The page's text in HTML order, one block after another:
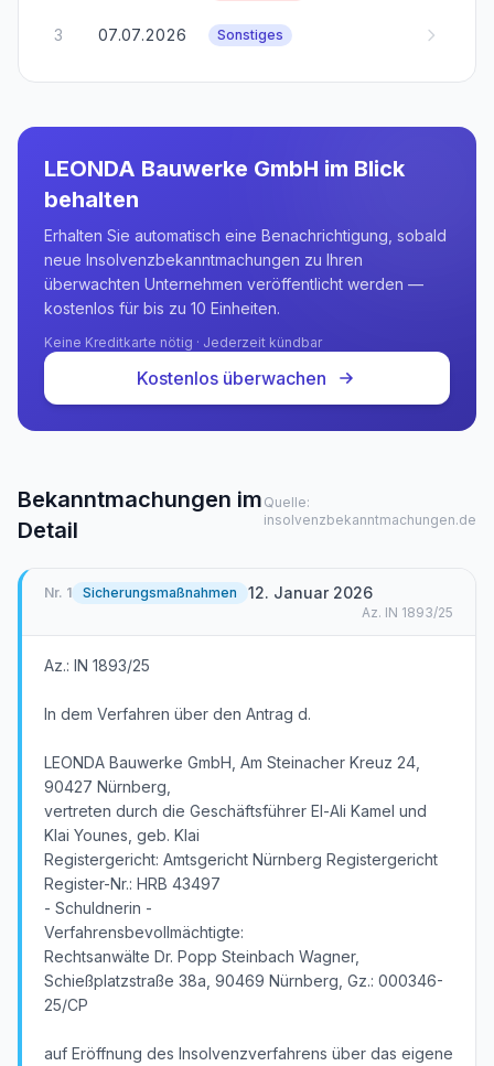
3 07.07.2026 Sonstiges
LEONDA Bauwerke GmbH im Blick
behalten
Erhalten Sie automatisch eine Benachrichtigung, sobald
neue Insolvenzbekanntmachungen zu Ihren
überwachten Unternehmen veröffentlicht werden —
kostenlos für bis zu 10 Einheiten.
Keine Kreditkarte nötig · Jederzeit kündbar
Kostenlos überwachen
Bekanntmachungen im
Detail
Quelle:
insolvenzbekanntmachungen.de
Nr. 1 Sicherungsmaßnahmen 12. Januar 2026
Az. IN 1893/25
Az.: IN 1893/25
In dem Verfahren über den Antrag d.
LEONDA Bauwerke GmbH, Am Steinacher Kreuz 24,
90427 Nürnberg,
vertreten durch die Geschäftsführer El-Ali Kamel und
Klai Younes, geb. Klai
Registergericht: Amtsgericht Nürnberg Registergericht
Register-Nr.: HRB 43497
- Schuldnerin -
Verfahrensbevollmächtigte:
Rechtsanwälte Dr. Popp Steinbach Wagner,
Schießplatzstraße 38a, 90469 Nürnberg, Gz.: 000346-
25/CP
auf Eröffnung des Insolvenzverfahrens über das eigene